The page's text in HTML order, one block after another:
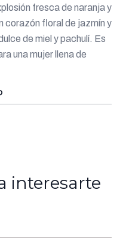
fresca de naranja y
corazón floral de jazmín y
de miel y pachulí. Es
una mujer llena de
interesarte